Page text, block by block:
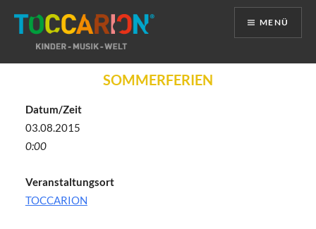
MENÜ
Inhalt
SOMMERFERIEN
Datum/Zeit
03.08.2015
0:00
Veranstaltungsort
TOCCARION